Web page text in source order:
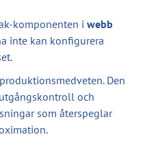
komponenten iwebb
inte kan konfigurera
Den
och
som återspeglar